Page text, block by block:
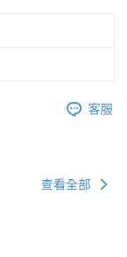
客服
查看全部